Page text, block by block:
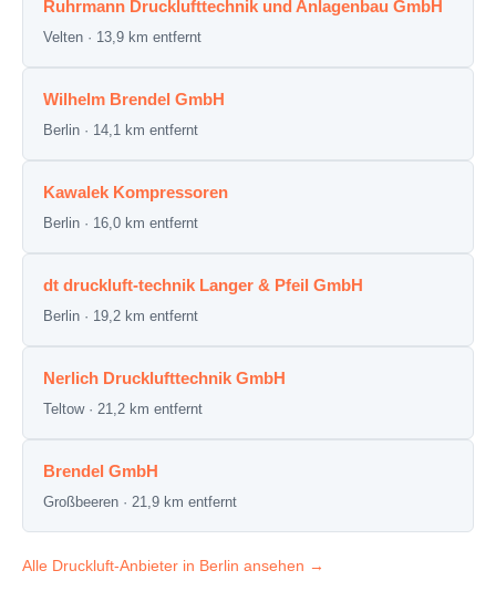
Ruhrmann Drucklufttechnik und Anlagenbau GmbH
Velten · 13,9 km entfernt
Wilhelm Brendel GmbH
Berlin · 14,1 km entfernt
Kawalek Kompressoren
Berlin · 16,0 km entfernt
dt druckluft-technik Langer & Pfeil GmbH
Berlin · 19,2 km entfernt
Nerlich Drucklufttechnik GmbH
Teltow · 21,2 km entfernt
Brendel GmbH
Großbeeren · 21,9 km entfernt
Alle Druckluft-Anbieter in Berlin ansehen →